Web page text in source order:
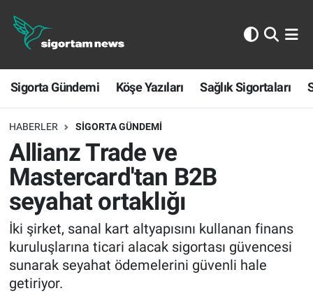
Sigorta Gündemi Köşe Yazıları Sağlık Sigortaları
HABERLER SIGORTA GÜNDEMI
Allianz Trade ve
Mastercard'tan B2B
seyahat ortaklığı
İki şirket, sanal kart altyapısını kullanan finans
kuruluşlarına ticari alacak sigortası güvencesi
sunarak seyahat ödemelerini güvenli hale
getiriyor.
Sigorta Gündemi
Köşe Yazıları
Sağlık Sigortaları
Sporun Sigortası
Ekonomi